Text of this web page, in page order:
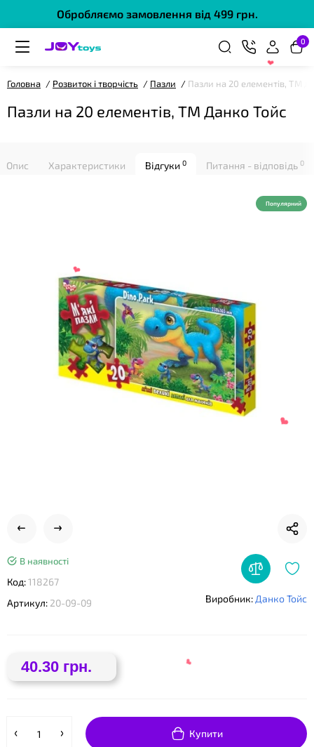
Обробляємо замовлення від 499 грн.
0
Головна Розвиток і творчість Пазли Пазли на 20 елементів, ТМ
Пазли на 20 елементів, ТМ Данко Тойс
Опис Характеристики Відгуки 0 Питання - відповідь 0
Популярний
В наявності
Код:118267
Артикул: 20-09-09 Виробник: Данко Тойс
40.30 грн.
Купити
❤